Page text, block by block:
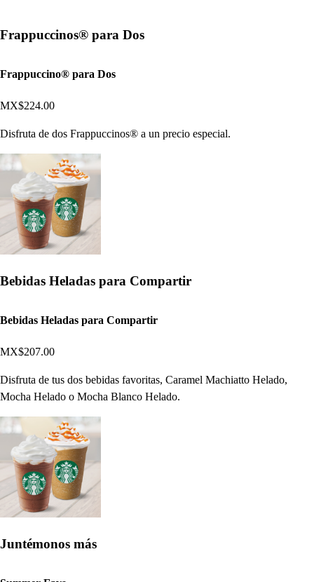
Frappuccinos® para Dos
Frappuccino® para Dos
MX$224.00
Disfruta de dos Frappuccinos® a un precio especial.
Bebidas Heladas para Compartir
Bebidas Heladas para Compartir
MX$207.00
Disfruta de tus dos bebidas favoritas, Caramel Machiatto Helado,
Mocha Helado o Mocha Blanco Helado.
Juntémonos más